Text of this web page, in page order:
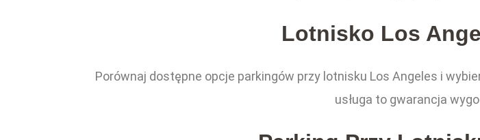
Lotnisko Los
Porównaj dostępne opcje parkingów przy lotnisku Los Angeles i
usługa to gwarancja